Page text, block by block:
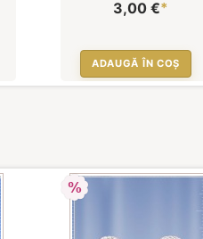
3,00 €*
ADAUGĂ ÎN COȘ